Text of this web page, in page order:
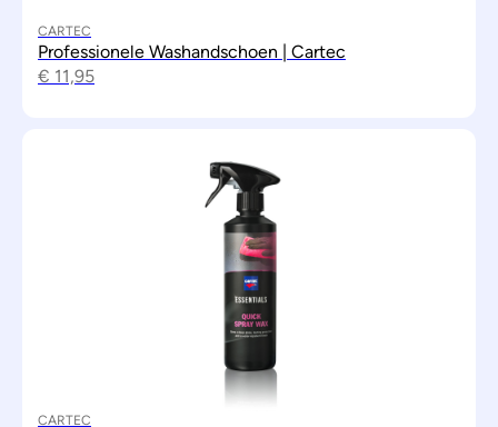
CARTEC
Professionele Washandschoen | Cartec
€ 11,95
CARTEC